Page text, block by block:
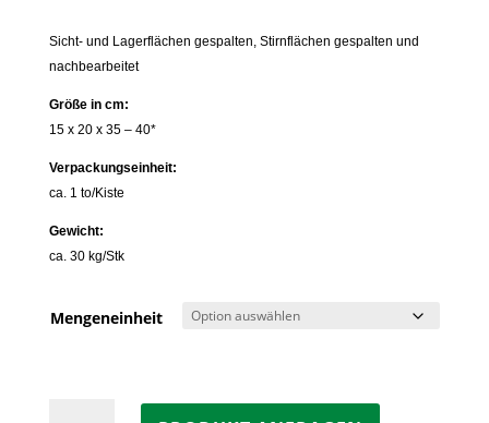
Sicht- und Lagerflächen gespalten, Stirnflächen gespalten und
nachbearbeitet
Größe in cm:
15 x 20 x 35 – 40*
Verpackungseinheit:
ca. 1 to/Kiste
Gewicht:
ca. 30 kg/Stk
Mengeneinheit